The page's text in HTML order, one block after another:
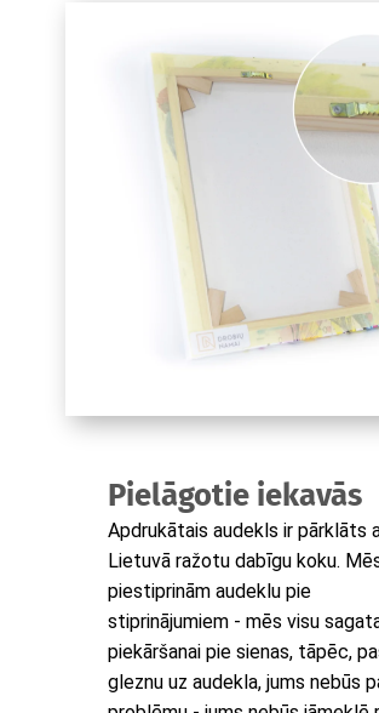
Pielāgotie iekavās
Apdrukātais audekls ir pārklāts
Lietuvā ražotu dabīgu koku.
piestiprinām audeklu pie
stiprinājumiem - mēs visu
piekāršanai pie sienas, tāpēc,
gleznu uz audekla, jums nebūs